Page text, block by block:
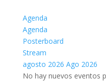
Agenda
Agenda
Posterboard
Stream
agosto 2026 Ago 2026
No hay nuevos eventos